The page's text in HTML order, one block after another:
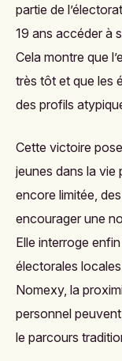
partie de
19 ans accéder à
Cela montre que
très tôt et que les
des profils
Cette victoire
jeunes dans la vie
encore limitée,
encourager une
Elle interroge
électorales
Nomexy, la
personnel
le parcours